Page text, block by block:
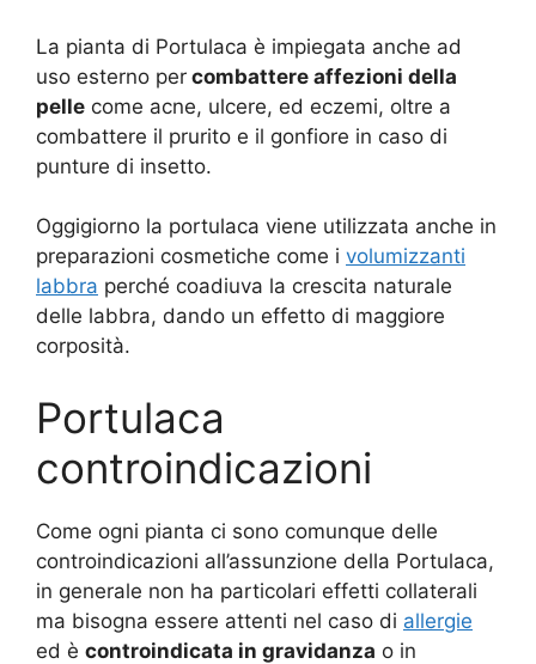
La pianta di Portulaca è impiegata anche ad
uso esterno per combattere affezioni della
pelle come acne, ulcere, ed eczemi, oltre a
combattere il prurito e il gonfiore in caso di
punture di insetto.
Oggigiorno la portulaca viene utilizzata anche in
preparazioni cosmetiche come i volumizzanti
labbra perché coadiuva la crescita naturale
delle labbra, dando un effetto di maggiore
corposità.
Portulaca
controindicazioni
Come ogni pianta ci sono comunque delle
controindicazioni all’assunzione della Portulaca,
in generale non ha particolari effetti collaterali
ma bisogna essere attenti nel caso di allergie
ed è controindicata in gravidanza o in